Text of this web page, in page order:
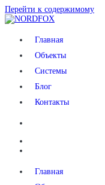
Перейти к содержимому
NORDFOXГлавная
Объекты
Системы
Блог
Контакты
Главная